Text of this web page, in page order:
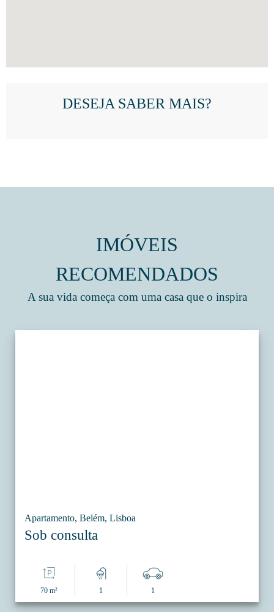
DESEJA SABER MAIS?
IMÓVEIS
RECOMENDADOS
A sua vida começa com uma casa que o inspira
Apartamento, Belém, Lisboa
Sob consulta
70 m² 1 1